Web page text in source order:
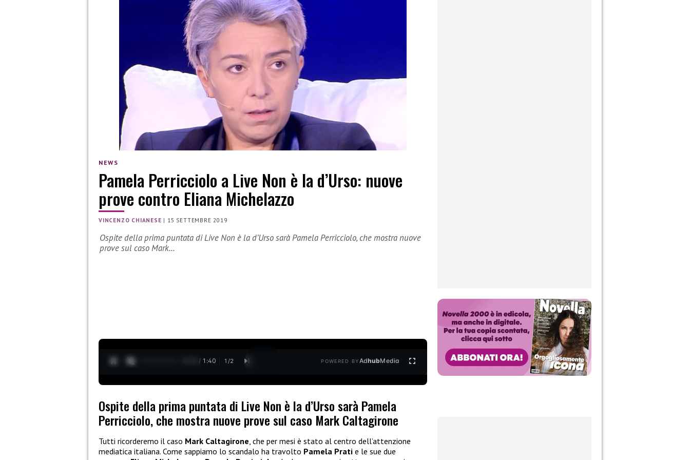
NEWS
Pamela Perricciolo a Live Non è la d’Urso: nuove
prove contro Eliana Michelazzo
VINCENZO CHIANESE | 15 SETTEMBRE 2019
Ospite della prima puntata di Live Non è la d’Urso sarà Pamela Perricciolo, che mostra nuove
prove sul caso Mark…
0:13 / 1:40 1 /2 POWERED BYAdhubMedia
Ospite della prima puntata di Live Non è la d’Urso sarà Pamela
Perricciolo, che mostra nuove prove sul caso Mark Caltagirone
Tutti ricorderemo il caso Mark Caltagirone, che per mesi è stato al centro dell’attenzione
mediatica italiana. Come sappiamo lo scandalo ha travolto Pamela Prati e le sue due